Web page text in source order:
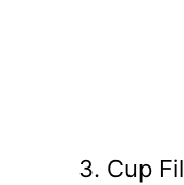
3. Cup